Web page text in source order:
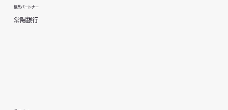
協業パートナー
常陽銀行